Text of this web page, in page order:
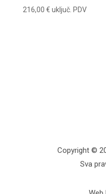
216,00 € uključ. PDV
Copyright ©
Sva